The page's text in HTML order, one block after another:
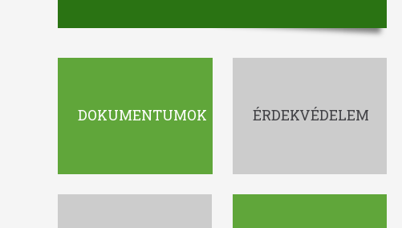
DOKUMENTUMOK ÉRDEKVÉDELEM